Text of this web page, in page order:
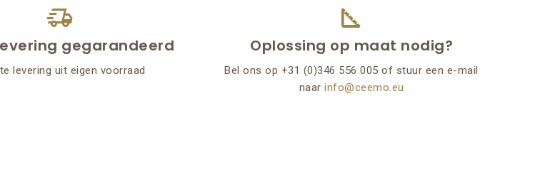
delivery_truck_speed
gegarandeerd
levering uit eigen voorraad
square_foot
Oplossing op maat nodig?
Bel ons op +31 (0)346 556 005 of stuur een e-mail
naar info@ceemo.eu